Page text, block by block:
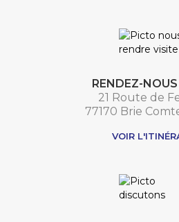
RENDEZ-
21 Route de
77170 Brie
VOIR